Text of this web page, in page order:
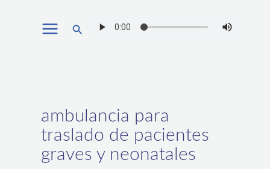
Buscar
ambulancia para
traslado de pacientes
graves y neonatales